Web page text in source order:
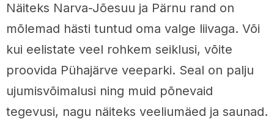
Näiteks Narva-Jõesuu ja Pärnu rand on
mõlemad hästi tuntud oma valge liivaga. Või
kui eelistate veel rohkem seiklusi, võite
proovida Pühajärve veeparki. Seal on palju
ujumisvõimalusi ning muid põnevaid
tegevusi, nagu näiteks veeliumäed ja saunad.